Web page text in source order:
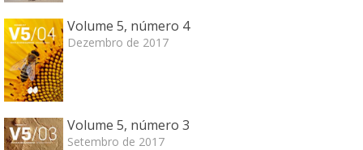
Volume 5, número 4
Dezembro de 2017
Volume 5, número 3
Setembro de 2017